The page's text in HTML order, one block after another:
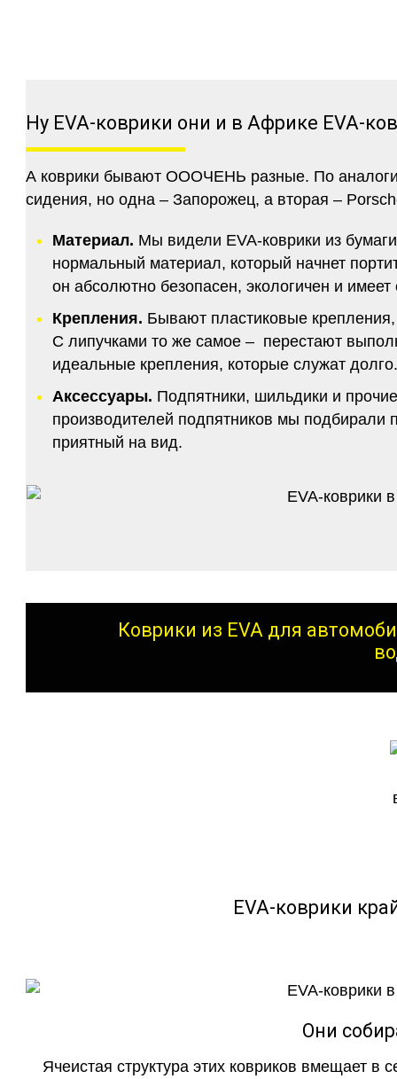
Ну EVA-коврики они и в Африке EVA-
А коврики бывают ОООЧЕНЬ разные. По
сидения, но одна – Запорожец, а вторая –
Материал. Мы видели EVA-коврики из
нормальный материал, который начнет
он абсолютно безопасен, экологичен и
Крепления. Бывают пластиковые
С липучками то же самое – перестают
идеальные крепления, которые служат
Аксессуары. Подпятники, шильдики и
производителей подпятников мы подбирали
приятный на вид.
Коврики из EVA для
EVA-коврики
Они
Ячеистая структура этих ковриков вмещает в